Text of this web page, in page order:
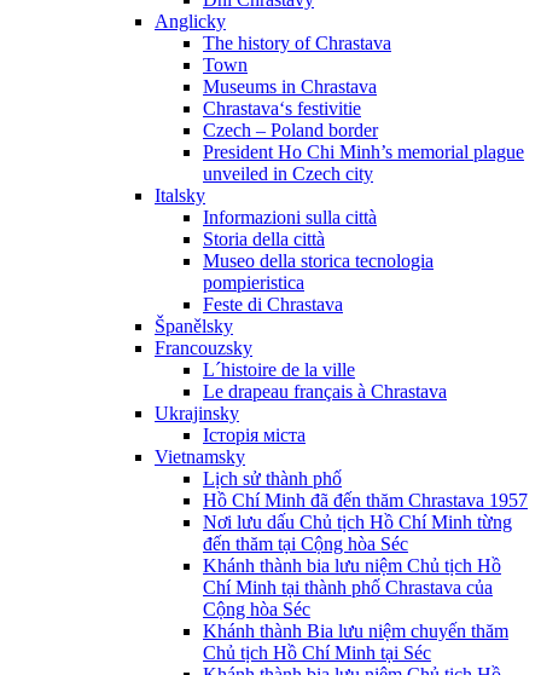
Anglicky
The history of Chrastava
Town
Museums in Chrastava
Chrastava‘s festivitie
Czech – Poland border
President Ho Chi Minh’s memorial plague
unveiled in Czech city
Italsky
Informazioni sulla città
Storia della città
Museo della storica tecnologia
pompieristica
Feste di Chrastava
Španělsky
Francouzsky
L´histoire de la ville
Le drapeau français à Chrastava
Ukrajinsky
Історія міста
Vietnamsky
Lịch sử thành phố
Hồ Chí Minh đã đến thăm Chrastava 1957
Nơi lưu dấu Chủ tịch Hồ Chí Minh từng
đến thăm tại Cộng hòa Séc
Khánh thành bia lưu niệm Chủ tịch Hồ
Chí Minh tại thành phố Chrastava của
Cộng hòa Séc
Khánh thành Bia lưu niệm chuyến thăm
Chủ tịch Hồ Chí Minh tại Séc